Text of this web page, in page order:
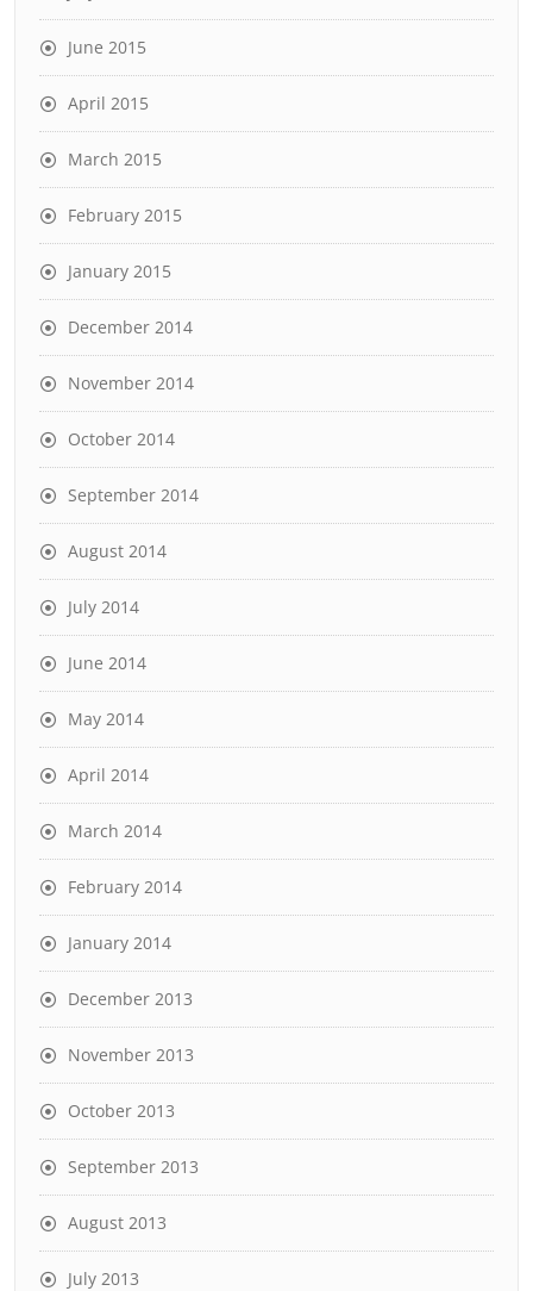
June 2015
April 2015
March 2015
February 2015
January 2015
December 2014
November 2014
October 2014
September 2014
August 2014
July 2014
June 2014
May 2014
April 2014
March 2014
February 2014
January 2014
December 2013
November 2013
October 2013
September 2013
August 2013
July 2013